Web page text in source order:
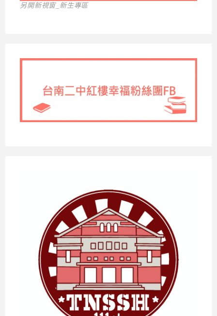
另開新視窗_新生專區